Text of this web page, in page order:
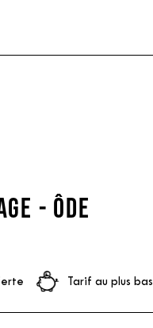
- ÔDE
Tarif au plus bas